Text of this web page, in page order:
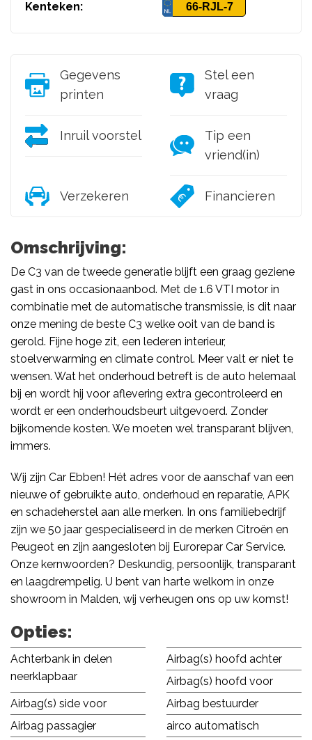
Kenteken: 66-RJL-7
Gegevens
printen
Stel een
vraag
Inruil voorstel
Tip een
vriend(in)
Verzekeren Financieren
Omschrijving:
De C3 van de tweede generatie blijft een graag geziene
gast in ons occasionaanbod. Met de 1.6 VTI motor in
combinatie met de automatische transmissie, is dit naar
onze mening de beste C3 welke ooit van de band is
gerold. Fijne hoge zit, een lederen interieur,
stoelverwarming en climate control. Meer valt er niet te
wensen. Wat het onderhoud betreft is de auto helemaal
bij en wordt hij voor aflevering extra gecontroleerd en
wordt er een onderhoudsbeurt uitgevoerd. Zonder
bijkomende kosten. We moeten wel transparant blijven,
immers.
Wij zijn Car Ebben! Hét adres voor de aanschaf van een
nieuwe of gebruikte auto, onderhoud en reparatie, APK
en schadeherstel aan alle merken. In ons familiebedrijf
zijn we 50 jaar gespecialiseerd in de merken Citroën en
Peugeot en zijn aangesloten bij Eurorepar Car Service.
Onze kernwoorden? Deskundig, persoonlijk, transparant
en laagdrempelig. U bent van harte welkom in onze
showroom in Malden, wij verheugen ons op uw komst!
Opties:
Achterbank in delen
neerklapbaar
Airbag(s) hoofd achter
Airbag(s) hoofd voor
Airbag(s) side voor
Airbag bestuurder
Airbag passagier
airco automatisch